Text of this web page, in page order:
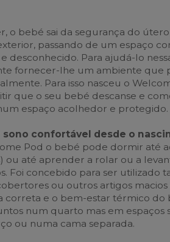
o bebé sai da segurança do
passando de um espaço
desconhecido. Para ajudá-lo
fornecer-lhe um ambiente que
Para isso nasceu o
que o seu bebé descanse e
espaço acolhedor e protegido.
sono confortável desde o
Pod o bebé pode dormir até
ou até aprender a rolar ou a
Foi concebido para ser utilizado
ou outros artigos
correta e o bem-estar térmico do
num quarto mas em espaços
ou numa cama separada.